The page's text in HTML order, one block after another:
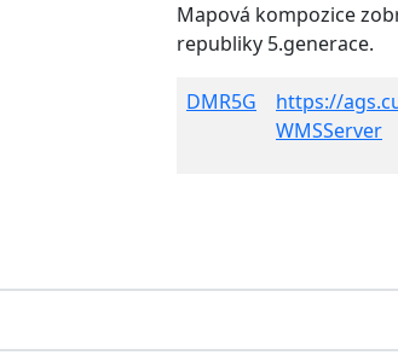
Mapová kompozice
republiky 5.generace.
DMR5G
https://
WMSServer